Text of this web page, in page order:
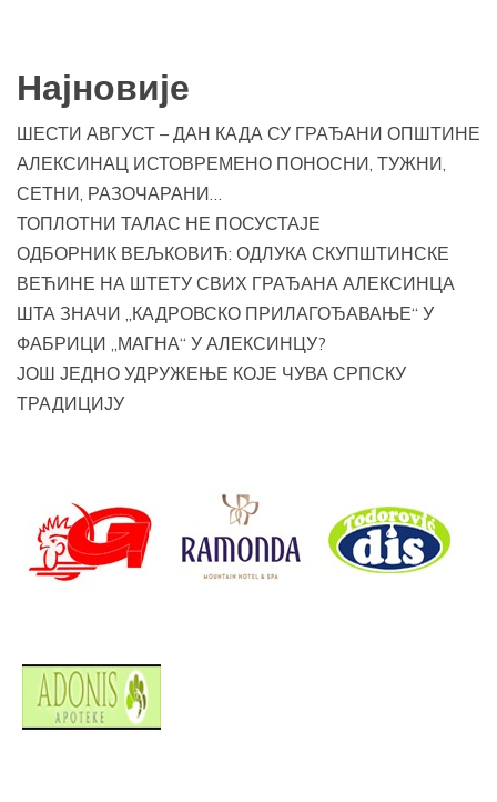
Најновије
ШЕСТИ АВГУСТ – ДАН КАДА СУ ГРАЂАНИ ОПШТИНЕ
АЛЕКСИНАЦ ИСТОВРЕМЕНО ПОНОСНИ, ТУЖНИ,
СЕТНИ, РАЗОЧАРАНИ…
ТОПЛОТНИ ТАЛАС НЕ ПОСУСТАЈЕ
ОДБОРНИК ВЕЉКОВИЋ: ОДЛУКА СКУПШТИНСКЕ
ВЕЋИНЕ НА ШТЕТУ СВИХ ГРАЂАНА АЛЕКСИНЦА
ШТА ЗНАЧИ „КАДРОВСКО ПРИЛАГОЂАВАЊЕ“ У
ФАБРИЦИ „МАГНА“ У АЛЕКСИНЦУ?
ЈОШ ЈЕДНО УДРУЖЕЊЕ КОЈЕ ЧУВА СРПСКУ
ТРАДИЦИЈУ